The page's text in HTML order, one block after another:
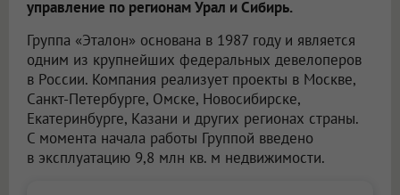
управление по регионам Урал и Сибирь.
Группа «Эталон» основана в 1987 году и является
одним из крупнейших федеральных девелоперов
в России. Компания реализует проекты в Москве,
Санкт-Петербурге, Омске, Новосибирске,
Екатеринбурге, Казани и других регионах страны.
С момента начала работы Группой введено
в эксплуатацию 9,8 млн кв. м недвижимости.